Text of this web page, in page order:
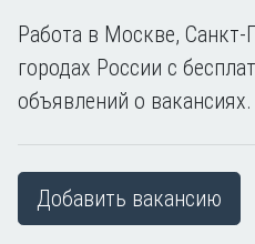
Работа в Москве, Санкт-
городах России с
объявлений о вакансиях.
Добавить вакансию